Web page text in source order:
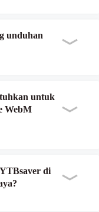
unduhan
untuk
WebM
di